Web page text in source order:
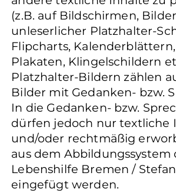
(z.B. auf Bildschirmen,
unleserlicher Platzhalter-
Flipcharts,
Plakaten, Klingelschildern
Platzhalter-Bildern zählen
Bilder mit Gedanken- bzw.
In die Gedanken- bzw.
dürfen jedoch nur textliche
und/oder rechtmäßig
aus dem Abbildungssystem
Lebenshilfe Bremen /
eingefügt werden.